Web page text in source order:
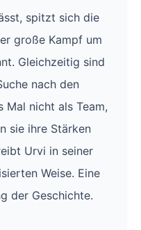
spitzt sich die
große Kampf um
Gleichzeitig sind
nach den
Mal nicht als Team,
sie ihre Stärken
Urvi in seiner
Weise. Eine
der Geschichte.